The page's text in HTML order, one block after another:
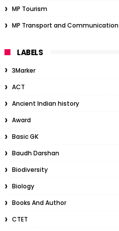
MP Tourism
MP Transport and Communication
LABELS
3Marker
ACT
Ancient Indian history
Award
Basic GK
Baudh Darshan
Biodiversity
Biology
Books And Author
CTET